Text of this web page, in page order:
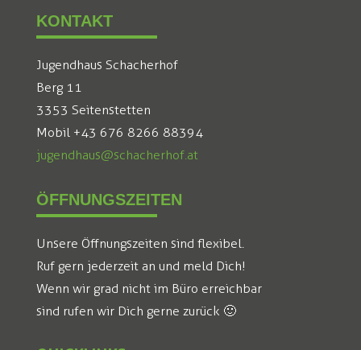
KONTAKT
Jugendhaus Schacherhof
Berg 11
3353 Seitenstetten
Mobil +43 676 8266 88394
jugendhaus@schacherhof.at
ÖFFNUNGSZEITEN
Unsere Öffnungszeiten sind flexibel.
Ruf gern jederzeit an und meld Dich!
Wenn wir grad nicht im Büro erreichbar
sind rufen wir Dich gerne zurück 🙂